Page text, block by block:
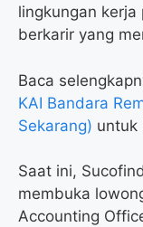
lingkungan
berkarir yang
Baca
KAI Bandara
Sekarang) untuk
Saat ini,
membuka
Accounting